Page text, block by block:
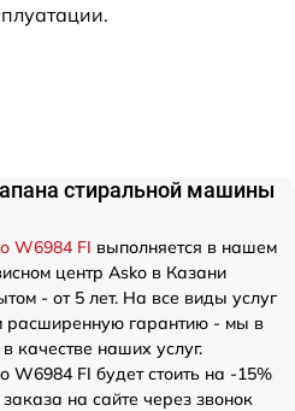
стиральной машины
W6984 FI выполняется в нашем
центр Asko в Казани
- от 5 лет. На все виды услуг
расширенную гарантию - мы в
качестве наших услуг.
W6984 FI будет стоить на -15%
на сайте через звонок